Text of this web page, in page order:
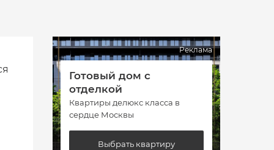
Реклама
Готовый дом с
отделкой
Квартиры делюкс класса в
сердце Москвы
Выбрать квартиру